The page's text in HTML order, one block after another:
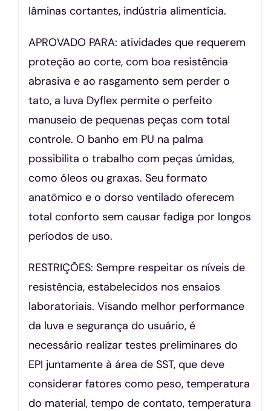
lâminas cortantes, indústria alimentícia.
APROVADO PARA: atividades que requerem
proteção ao corte, com boa resistência
abrasiva e ao rasgamento sem perder o
tato, a luva Dyflex permite o perfeito
manuseio de pequenas peças com total
controle. O banho em PU na palma
possibilita o trabalho com peças úmidas,
como óleos ou graxas. Seu formato
anatômico e o dorso ventilado oferecem
total conforto sem causar fadiga por longos
períodos de uso.
RESTRIÇÕES: Sempre respeitar os níveis de
resistência, estabelecidos nos ensaios
laboratoriais. Visando melhor performance
da luva e segurança do usuário, é
necessário realizar testes preliminares do
EPI juntamente à área de SST, que deve
considerar fatores como peso, temperatura
do material, tempo de contato, temperatura